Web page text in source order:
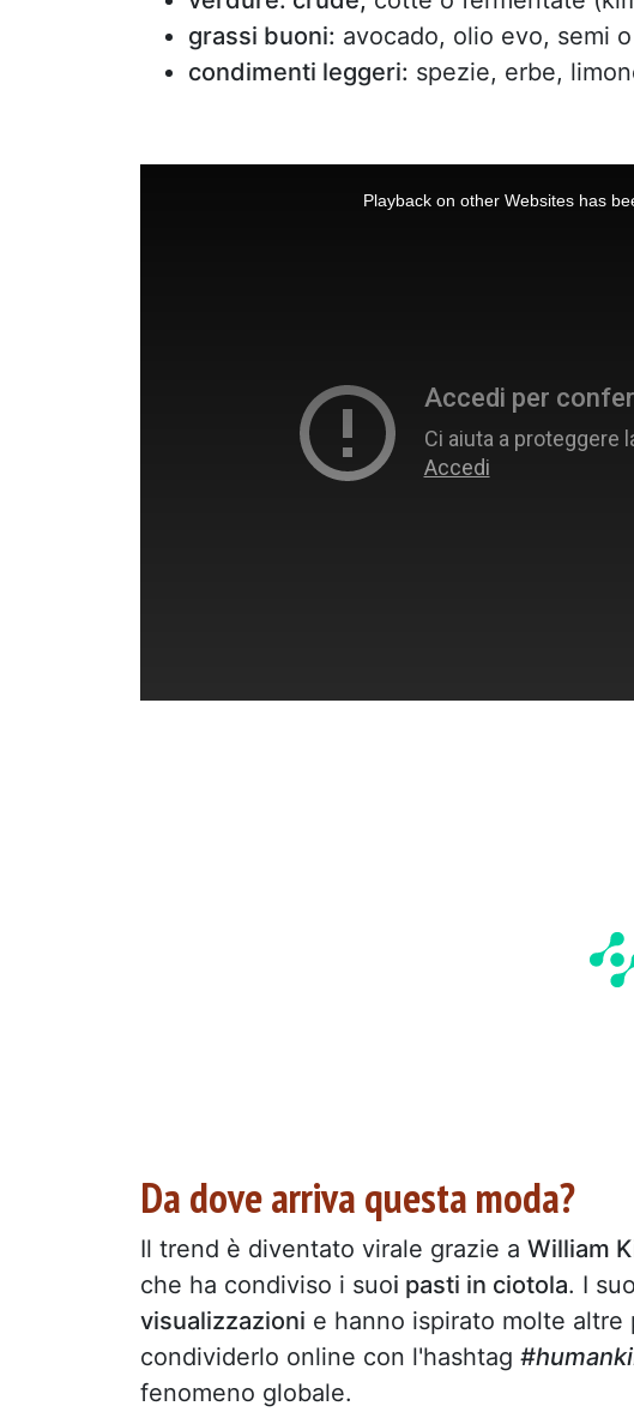
grassi buoni: avocado, olio evo, semi
condimenti leggeri: spezie, erbe,
Playback on other Websites has
Da dove arriva questa moda?
Il trend è diventato virale grazie a William
che ha condiviso i suoi pasti in ciotola. I
visualizzazioni e hanno ispirato molte altre
condividerlo online con l'hashtag
fenomeno globale.